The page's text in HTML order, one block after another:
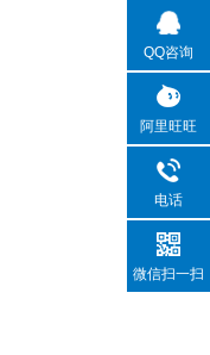
QQ咨询
阿里旺旺
电话
微信扫一扫